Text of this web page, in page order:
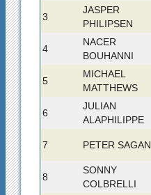
3
JASPER
PHILIPSEN
4
NACER
BOUHANNI
5
MICHAEL
MATTHEWS
6
JULIAN
ALAPHILIPPE
7 PETER SAGAN
8
SONNY
COLBRELLI